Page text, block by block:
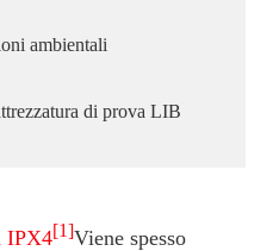
ambientali
di prova LIB
IPX4[1]Viene spesso